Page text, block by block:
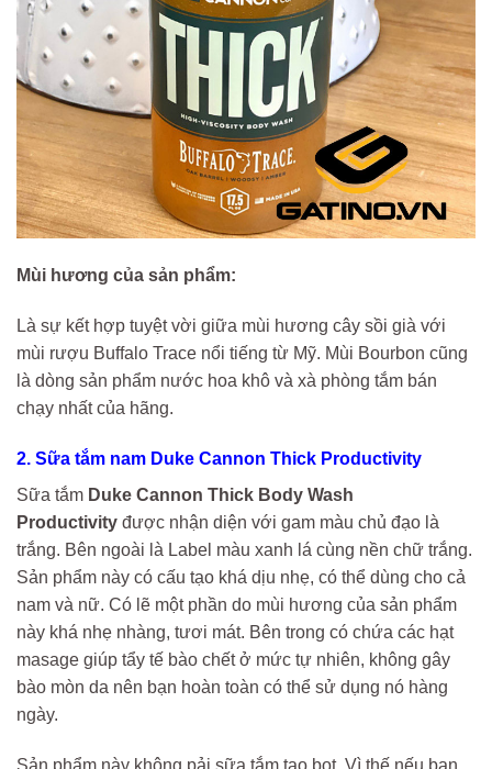
Mùi hương của sản phẩm:
Là sự kết hợp tuyệt vời giữa mùi hương cây sồi già với
mùi rượu Buffalo Trace nổi tiếng từ Mỹ. Mùi Bourbon cũng
là dòng sản phẩm nước hoa khô và xà phòng tắm bán
chạy nhất của hãng.
2. Sữa tắm nam Duke Cannon Thick Productivity
Sữa tắm Duke Cannon Thick Body Wash
Productivity được nhận diện với gam màu chủ đạo là
trắng. Bên ngoài là Label màu xanh lá cùng nền chữ trắng.
Sản phẩm này có cấu tạo khá dịu nhẹ, có thể dùng cho cả
nam và nữ. Có lẽ một phần do mùi hương của sản phẩm
này khá nhẹ nhàng, tươi mát. Bên trong có chứa các hạt
masage giúp tẩy tế bào chết ở mức tự nhiên, không gây
bào mòn da nên bạn hoàn toàn có thể sử dụng nó hàng
ngày.
Sản phẩm này không pải sữa tắm tạo bọt. Vì thế nếu bạn